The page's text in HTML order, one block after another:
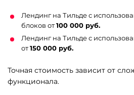
Лендинг на Тильде с
блоков от100 000 руб.
Лендинг на Тильде с
от150 000 руб.
Точная стоимость зависит от
функционала.